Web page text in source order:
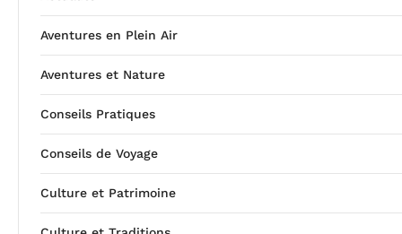
Aventures en Plein Air
Aventures et Nature
Conseils Pratiques
Conseils de Voyage
Culture et Patrimoine